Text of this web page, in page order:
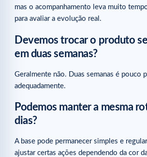
mas o acompanhamento leva muito
para avaliar a evolução real.
Devemos trocar o produto
em duas semanas?
Geralmente não. Duas semanas é pouco
adequadamente.
Podemos manter a mesma
dias?
A base pode permanecer simples e
ajustar certas ações dependendo da cor